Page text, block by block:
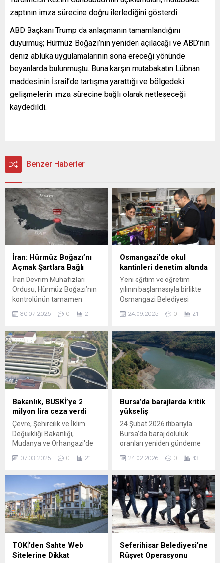
zaptının imza sürecine doğru ilerlediğini gösterdi.
ABD Başkanı Trump da anlaşmanın tamamlandığını
duyurmuş; Hürmüz Boğazı’nın yeniden açılacağı ve ABD’nin
deniz abluka uygulamalarının sona ereceği yönünde
beyanlarda bulunmuştu. Buna karşın mutabakatın Lübnan
maddesinin İsrail’de tartışma yarattığı ve bölgedeki
gelişmelerin imza sürecine bağlı olarak netleşeceği
kaydedildi.
Benzer Haberler
İran: Hürmüz Boğazı’nı
Açmak Şartlara Bağlı
İran Devrim Muhafızları
Ordusu, Hürmüz Boğazı’nın
kontrolünün tamamen
İran’da olduğunu belirterek,
boğazın yeniden açılmasının
olmadığını açıkladı. Yapılan
açıklamada Washington’un
bölgedeki askeri faaliyetleri
ve deniz trafiğine yönelik
müdahaleleri gerekçe
gösterildi. Açıklamada,
gerilimin sürmesi halinde
sadece boğazın
kapanmayacağı, aynı
zamanda bölgedeki
güvenlik ortamının daha da
kötüleşebileceği vurgulandı.
İranlı yetkililer,...
30.07.2026 0 2
Osmangazi’de okul
kantinleri denetim altında
Yeni eğitim ve öğretim
yılının başlamasıyla birlikte
Osmangazi Belediyesi
ekipleri, öğrencilerin sağlıklı
gıdalara ulaşabilmesi için
düzenliyor. Okulların
açılması ile birlikte
çocukların alışveriş yaptığı
okul kantinlerinin hijyen ve
sağlık koşullarını denetleyen
Osmangazi Belediyesi,
Zabıta Müdürlüğü ve Yapı
Kontrol Müdürlüğü İş Yeri ve
Çevre Sağlığı Denetim Birimi
ekipleri,...
24.09.2025 0 21
Bakanlık, BUSKİ’ye 2
milyon lira ceza verdi
Çevre, Şehircilik ve İklim
Değişikliği Bakanlığı,
Mudanya ve Orhangazi'de
tesislerindeki ihlalleri
Belediyesi Su ve
Kanalizasyon İdaresine2
milyon lira ceza verdi.
07.03.2025 0 21
Bursa’da barajlarda kritik
yükseliş
24 Şubat 2026 itibarıyla
Bursa’da baraj doluluk
oranları yeniden gündeme
Kanalizasyon İdaresi
paylaşılan güncel verilere
göre, son yağışların etkisiyle
rezervlerde sınırlı bir artış
kaydedildi. Kış döneminin ...
24.02.2026 0 43
TOKİ’den Sahte Web
Sitelerine Dikkat
Seferihisar Belediyesi’ne
Rüşvet Operasyonu